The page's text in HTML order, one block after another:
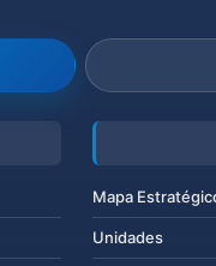
Mapa
Unidades